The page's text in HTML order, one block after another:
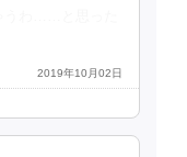
2019年10月02日